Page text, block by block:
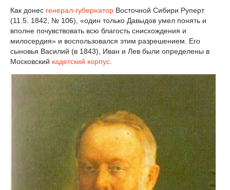
Как донес генерал-губернатор Восточной Сибири Руперт
(11.5. 1842, № 106), «один только Давыдов умел понять и
вполне почувствовать всю благость снисхождения и
милосердия» и воспользовался этим разрешением. Его
сыновья Василий (в 1843), Иван и Лев были определены в
Московский кадетский корпус.